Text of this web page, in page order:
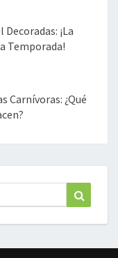
¡La
Temporada!
Carnívoras: ¿qué